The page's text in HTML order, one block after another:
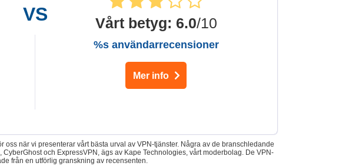
Vårt betyg: 6.0/10
%s användarrecensioner
Mer info
när vi presenterar vårt bästa urval av VPN-tjänster. Några av de branschledande
och ExpressVPN, ägs av Kape Technologies, vårt moderbolag. De VPN-
från en utförlig granskning av recensenten.